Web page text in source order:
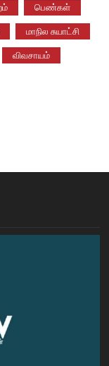
பெண்கள்
மாநில சுயாட்சி
விவசாயம்